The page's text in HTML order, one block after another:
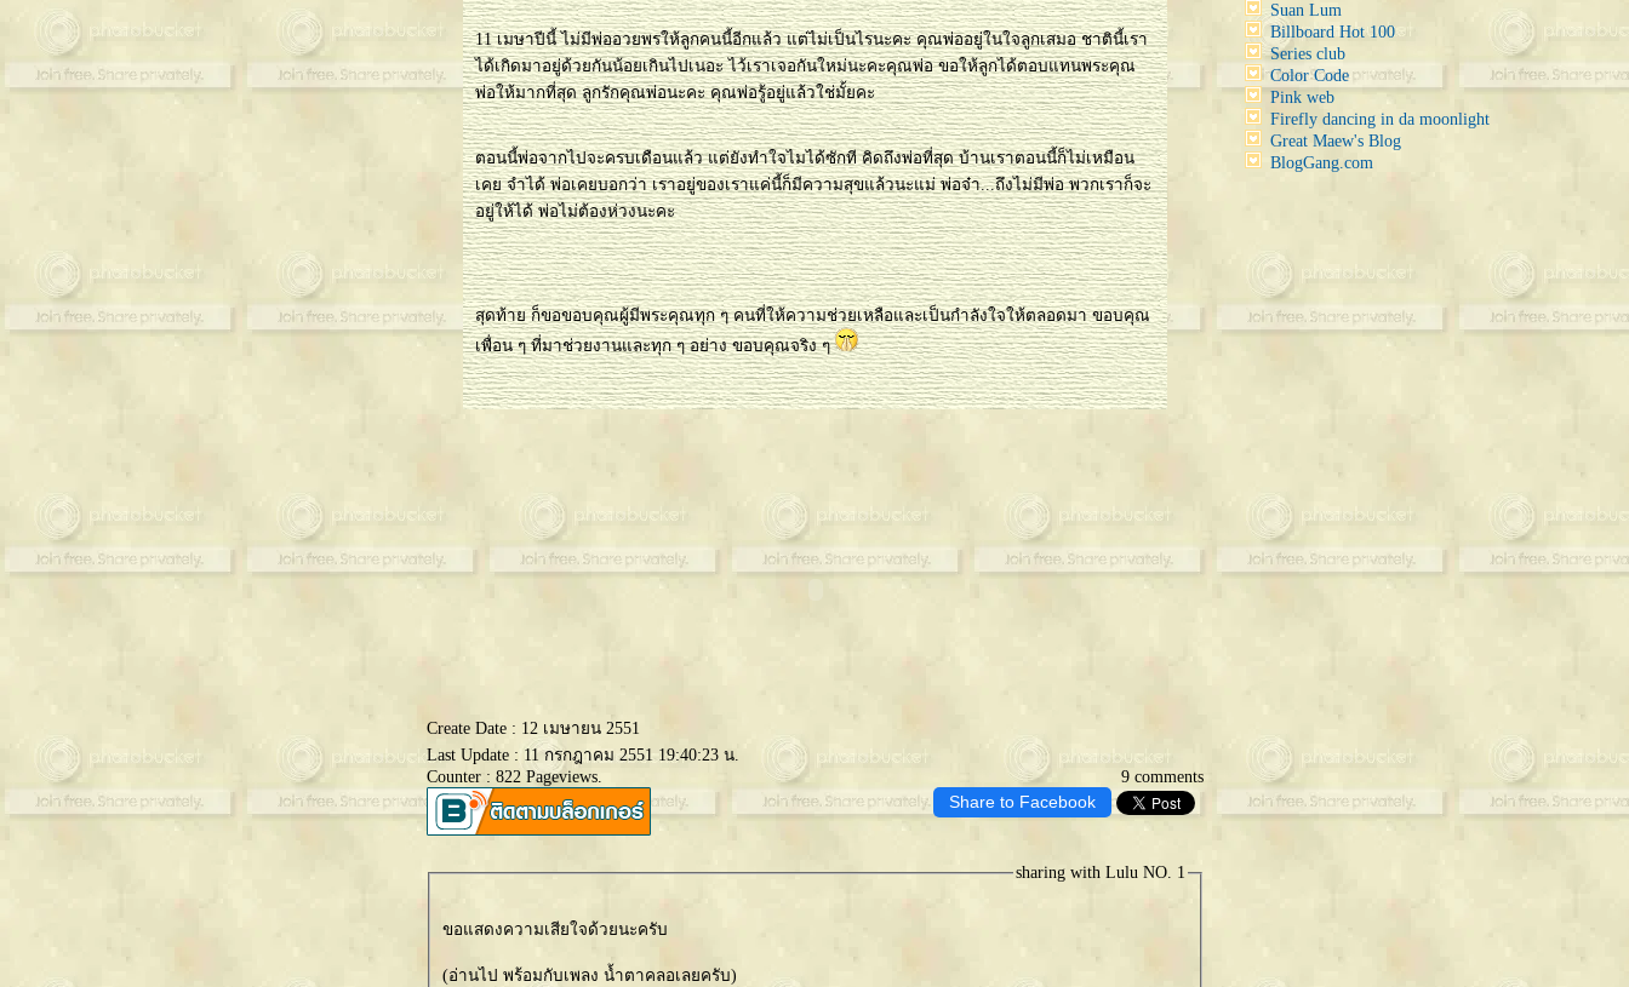
11 เมษาปีนี้ ไม่มีพ่ออวยพรให้ลูกคนนี้อีกแล้ว แต่ไม่เป็นไรนะคะ คุณพ่ออยู่ในใจลูกเสมอ ชาตินี้เรา
ได้เกิดมาอยู่ด้วยกันน้อยเกินไปเนอะ ไว้เราเจอกันใหม่นะคะคุณพ่อ ขอให้ลูกได้ตอบแทนพระคุณ
พ่อให้มากที่สุด ลูกรักคุณพ่อนะคะ คุณพ่อรู้อยู่แล้วใช่มั้ยคะ
ตอนนี้พ่อจากไปจะครบเดือนแล้ว แต่ยังทำใจไมได้ซักที คิดถึงพ่อที่สุด บ้านเราตอนนี้ก็ไม่เหมือน
เคย จำได้ พ่อเคยบอกว่า เราอยู่ของเราแค่นี้ก็มีความสุขแล้วนะแม่ พ่อจ๋า...ถึงไม่มีพ่อ พวกเราก็จะ
อยู่ให้ได้ พ่อไม่ต้องห่วงนะคะ
สุดท้าย ก็ขอขอบคุณผู้มีพระคุณทุก ๆ คนที่ให้ความช่วยเหลือและเป็นกำลังใจให้ตลอดมา ขอบคุณ
เพื่อน ๆ ที่มาช่วยงานและทุก ๆ อย่าง ขอบคุณจริง ๆ
Create Date : 12 เมษายน 2551
Last Update : 11 กรกฎาคม 2551 19:40:23 น.
9 comments
Counter : 822 Pageviews.
Share to Facebook
sharing with Lulu NO. 1
ขอแสดงความเสียใจด้วยนะครับ
(อ่านไป พร้อมกับเพลง น้ำตาคลอเลยครับ)
Suan Lum
Billboard Hot 100
Series club
Color Code
Pink web
Firefly dancing in da moonlight
Great Maew's Blog
BlogGang.com